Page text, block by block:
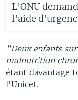
L'ONU
l'aide
"Deux enfants
malnutrition
étant davantage
l'Unicef.